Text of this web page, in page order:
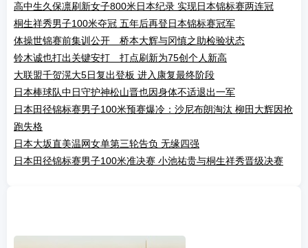
高中生久保凛刷新女子800米日本纪录 实现日本锦标赛两连冠
桐生祥秀男子100米夺冠 五年后再登日本锦标赛冠军
体操世锦赛前集训公开 桥本大辉与冈慎之助检验状态
铃木诚也打出关键安打 打点刷新为75创个人新高
大联盟千贺滉大5日复出登板 进入康复最终阶段
日本棒球队中日守护神松山晋也因身体不适退出一军
日本田径锦标赛男子100米预赛爆冷：沙尼布朗淘汰 柳田大辉因抢
跑失格
日本大坂直美温网女单第三轮告负 无缘四强
日本田径锦标赛男子100米准决赛 小池祐贵与桐生祥秀晋级决赛